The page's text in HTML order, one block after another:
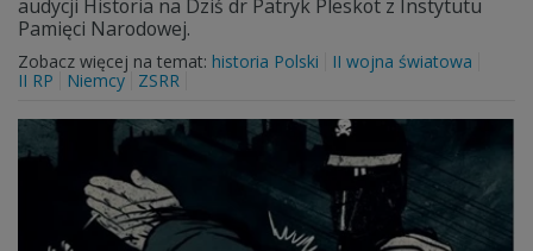
audycji Historia na Dziś dr Patryk Pleskot z Instytutu
Pamięci Narodowej.
Zobacz więcej na temat: historia Polski
II wojna światowa
II RP
Niemcy ZSRR